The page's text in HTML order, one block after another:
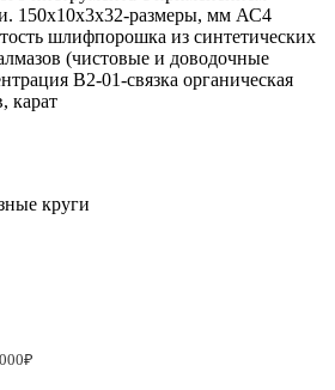
150х10х3х32-размеры, мм АС4
шлифпорошка из синтетических
(чистовые и доводочные
В2-01-связка органическая
карат
круги